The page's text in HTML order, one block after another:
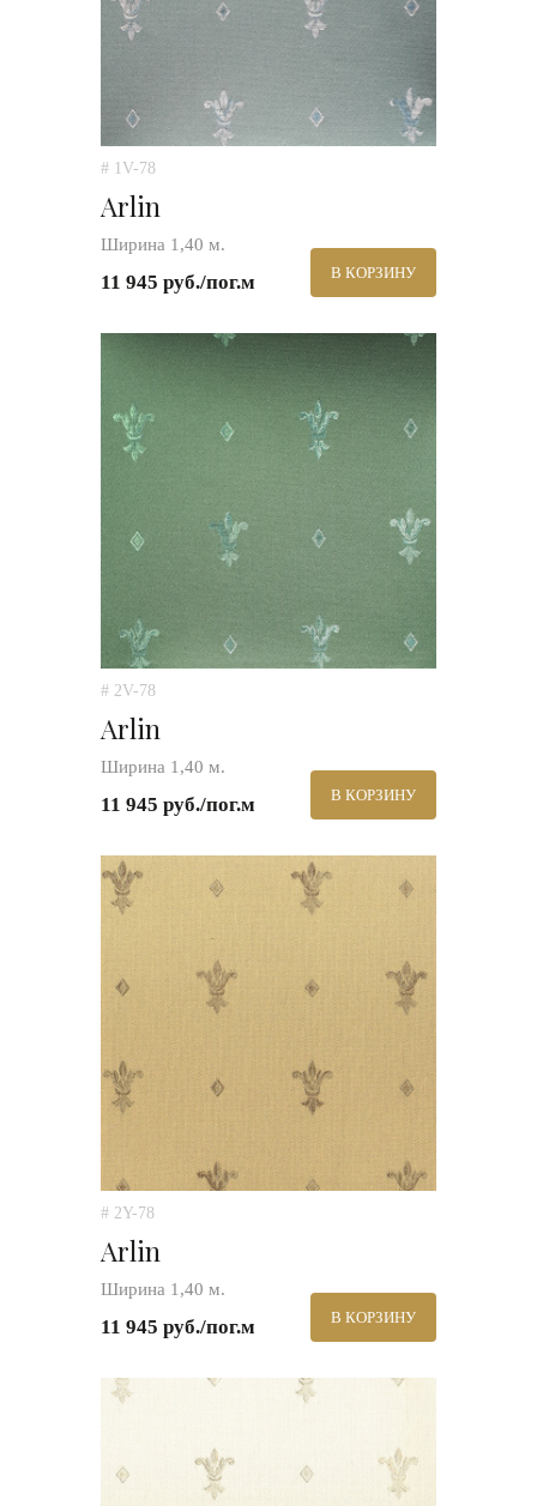
# 1V-78
Arlin
Ширина 1,40 м.
11 945 руб./пог.м В КОРЗИНУ
# 2V-78
Arlin
Ширина 1,40 м.
11 945 руб./пог.м В КОРЗИНУ
# 2Y-78
Arlin
Ширина 1,40 м.
11 945 руб./пог.м В КОРЗИНУ